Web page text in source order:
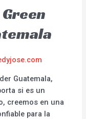
Guatemala,
si es un
creemos en una
para la